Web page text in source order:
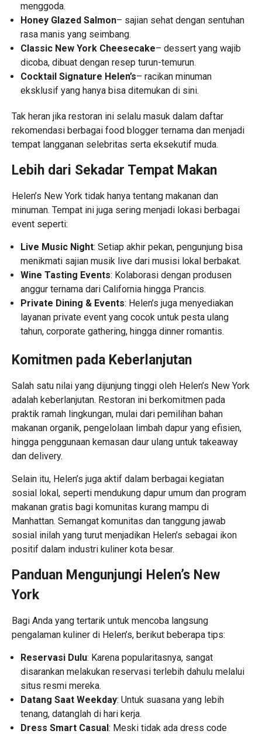
menggoda.
Honey Glazed Salmon– sajian sehat dengan sentuhan
rasa manis yang seimbang.
Classic New York Cheesecake– dessert yang wajib
dicoba, dibuat dengan resep turun-temurun.
Cocktail Signature Helen’s– racikan minuman
eksklusif yang hanya bisa ditemukan di sini.
Tak heran jika restoran ini selalu masuk dalam daftar
rekomendasi berbagai food blogger ternama dan menjadi
tempat langganan selebritas serta eksekutif muda.
Lebih dari Sekadar Tempat Makan
Helen’s New York tidak hanya tentang makanan dan
minuman. Tempat ini juga sering menjadi lokasi berbagai
event seperti:
Live Music Night: Setiap akhir pekan, pengunjung bisa
menikmati sajian musik live dari musisi lokal berbakat.
Wine Tasting Events: Kolaborasi dengan produsen
anggur ternama dari California hingga Prancis.
Private Dining & Events: Helen’s juga menyediakan
layanan private event yang cocok untuk pesta ulang
tahun, corporate gathering, hingga dinner romantis.
Komitmen pada Keberlanjutan
Salah satu nilai yang dijunjung tinggi oleh Helen’s New York
adalah keberlanjutan. Restoran ini berkomitmen pada
praktik ramah lingkungan, mulai dari pemilihan bahan
makanan organik, pengelolaan limbah dapur yang efisien,
hingga penggunaan kemasan daur ulang untuk takeaway
dan delivery.
Selain itu, Helen’s juga aktif dalam berbagai kegiatan
sosial lokal, seperti mendukung dapur umum dan program
makanan gratis bagi komunitas kurang mampu di
Manhattan. Semangat komunitas dan tanggung jawab
sosial inilah yang turut menjadikan Helen’s sebagai ikon
positif dalam industri kuliner kota besar.
Panduan Mengunjungi Helen’s New
York
Bagi Anda yang tertarik untuk mencoba langsung
pengalaman kuliner di Helen’s, berikut beberapa tips:
Reservasi Dulu: Karena popularitasnya, sangat
disarankan melakukan reservasi terlebih dahulu melalui
situs resmi mereka.
Datang Saat Weekday: Untuk suasana yang lebih
tenang, datanglah di hari kerja.
Dress Smart Casual : Meski tidak ada dress code